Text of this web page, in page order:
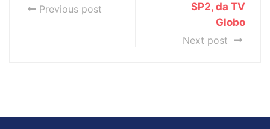
Previous post
SP2, da TV
Globo
Next post